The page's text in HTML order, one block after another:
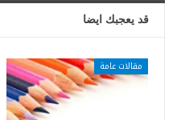
قد يعجبك ايضا
مقالات عامة